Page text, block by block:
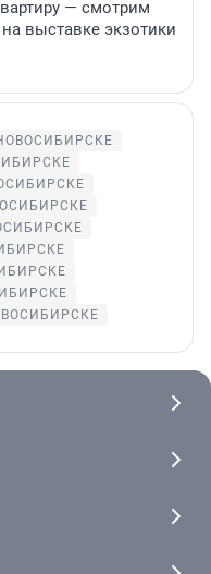
— смотрим
выставке экзотики